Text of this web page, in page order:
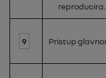
reproducira.
9 Pristup